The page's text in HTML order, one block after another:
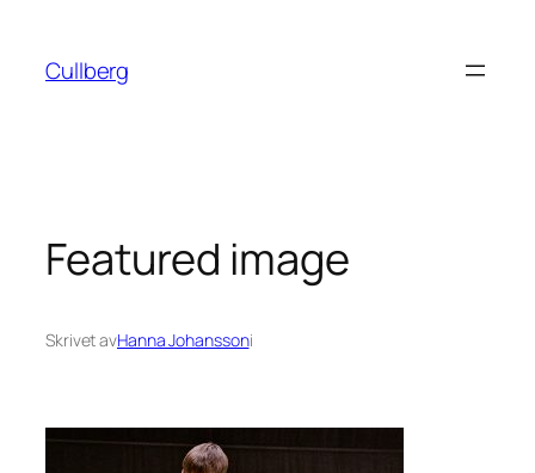
innehåll
Cullberg
Featured image
Skrivet avHanna Johanssoni